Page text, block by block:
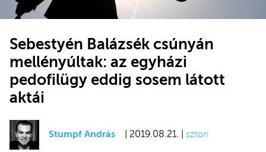
Sebestyén Balázsék csúnyán
mellényúltak: az egyházi
pedofilügy eddig sosem látott
aktái
Stumpf András | 2019.08.21. | sztori